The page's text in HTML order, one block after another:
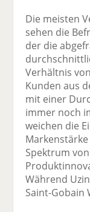
Die meisten
sehen die
der die
Verhältnis
Kunden aus
mit einer
immer noch
weichen die
Spektrum
Während
Saint-Gobain